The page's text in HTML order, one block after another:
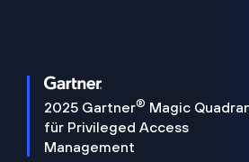
2025 Gartner® Magic
für Privileged Access
Management